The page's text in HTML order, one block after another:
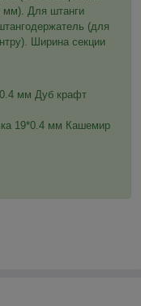
мм). Для штанги
(для
Ширина секции
мм Дуб крафт
19*0.4 мм Кашемир